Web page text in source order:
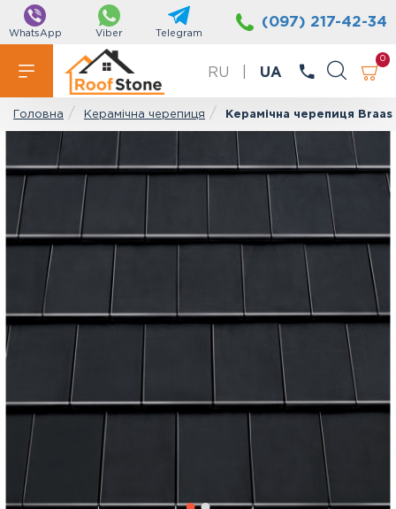
WhatsApp Viber Telegram
(097) 217-42-34
RU UA
0
Головна Керамічна черепиця Керамічна черепиця